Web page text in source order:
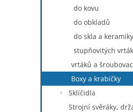
do kovu
do obkladů
do skla a keramiky
stupňovitých
vrtáků a
Boxy a krabičky
Sklíčidla
Strojní svěráky,